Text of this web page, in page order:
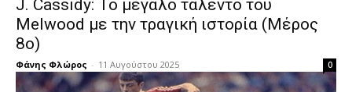
J. Cassidy: Το μεγάλο ταλέντο του
Melwood με την τραγική ιστορία (Μέρος
8ο)
Φάνης Φλώρος - 11 Αυγούστου 2025 0